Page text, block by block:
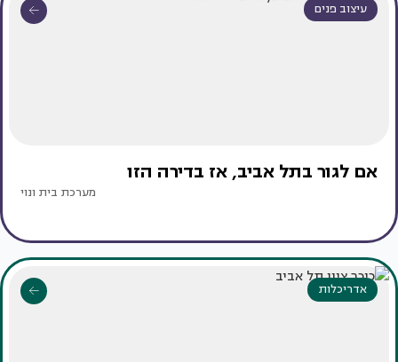
עיצוב פנים
אם לגור בתל אביב, אז בדירה הזו
מערכת בית ונוי
אדריכלות